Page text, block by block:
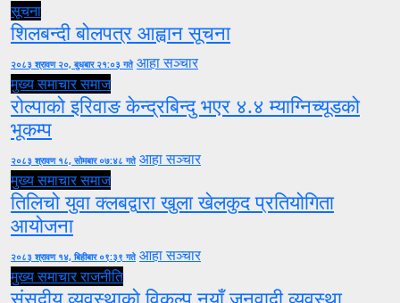
सूचना
शिलबन्दी बोलपत्र आह्वान सूचना
२०८३ श्रावण २०, बुधबार २१:०३ गते आहा सञ्चार
मुख्य समाचारसमाज
रोल्पाको इरिवाङ केन्द्रबिन्दु भएर ४.४ म्याग्निच्यूडको
भूकम्प
२०८३ श्रावण १८, सोमबार ०७:४८ गते आहा सञ्चार
मुख्य समाचारसमाज
तिलिचो युवा क्लबद्वारा खुला खेलकुद प्रतियोगिता
आयोजना
२०८३ श्रावण १४, बिहीबार ०९:३९ गते आहा सञ्चार
मुख्य समाचारराजनीति